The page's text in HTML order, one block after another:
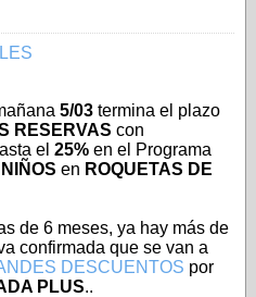
5/03 termina el plazo
RESERVAS con
el 25% en el Programa
en ROQUETAS DE
de 6 meses, ya hay más de
confirmada que se van a
DESCUENTOS por
PLUS..